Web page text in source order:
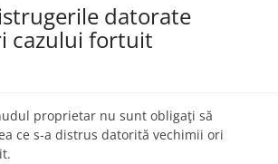
datorate
cazului fortuit
proprietar nu sunt obligaţi să
ce s-a distrus datorită vechimii ori